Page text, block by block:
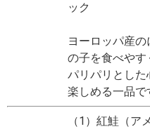
ック
ヨーロッパ産
の子を食べやす
パリパリとし
楽しめる一品で
（1）紅鮭（ア